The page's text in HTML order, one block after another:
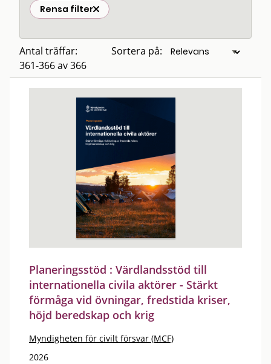
Rensa filter
Antal träffar:
361-366 av 366
Sortera på:
Planeringsstöd : Värdlandsstöd till
internationella civila aktörer - Stärkt
förmåga vid övningar, fredstida kriser,
höjd beredskap och krig
Myndigheten för civilt försvar (MCF)
2026